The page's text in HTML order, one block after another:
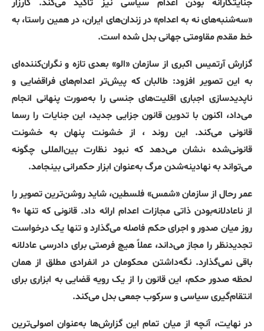
جنایتکارانه بودن اعدام سیاسی نیز تاکید می‌کند. کارزار
«سه‌شنبه‌های نه به اعدام»در زندان‌های ایران، در همین راستا، به
خط مقدم مقاومتی جهانی بدل شده است.
گزارش آرتمیس اکبری از سازمان«الو» بعدی تازه و نگران‌کننده‌ای
به این تصویر افزود: طالبان که پیش‌تر اعدام‌های فراقضایی و
ناپدیدسازی اجباری اقلیت‌های جنسی را به‌صورت پنهانی انجام
می‌داد، اکنون با تدوین قانون جزایی جدید، این جنایات را رسما
قانونی می‌کند. این روند ، از خشونت پنهان به خشونت
قانونی‌شده ،نشان می‌دهد که نبود نظارت بین‌المللی چگونه
می‌تواند به نهادینه‌شدن مرگ به‌عنوان ابزار حکمرانی بینجامد.
عمر رحال از سازمان«شمس» فلسطین، شاید روشن‌ترین تصویر را
از ناعادلانه‌بودن ذاتی مجازات اعدام ارائه داد.
قانونی که تنها ۹۰
روز میان صدور و اجرای حکم فاصله می‌گذارد و تنها یک درخواست
تجدیدنظر را مجاز می‌داند، عملاً هیچ فرصتی برای دادرسی عادلانه
باقی نمی‌گذارد.نگه‌داشتن محکومان در انفرادی مطلق از همان
لحظه صدور حکم، این قانون را از یک رویه قضایی به ابزاری برای
انتقام‌گیری سیاسی و سرکوب جمعی بدل می‌کند.
در نهایت، آنچه از میان تمام این گزارش‌ها به‌عنوان اصولی‌ترین